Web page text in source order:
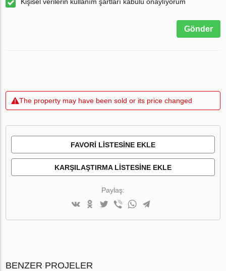
Gönder
The property may have been sold or its price changed
FAVORI LISTESINE EKLE
KARŞILAŞTIRMA LISTESINE EKLE
Paylaş:
BENZER PROJELER